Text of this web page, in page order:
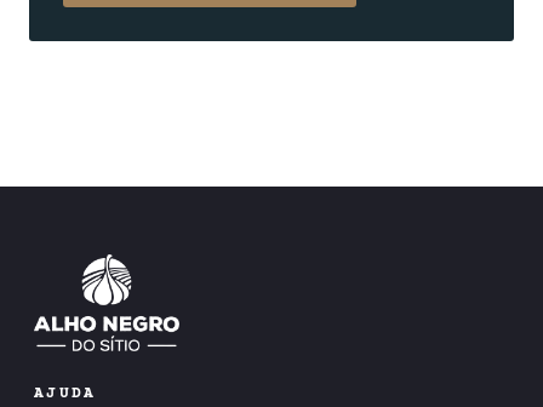
AJUDA